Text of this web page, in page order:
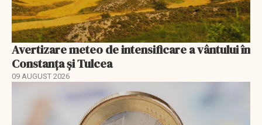
Avertizare meteo de intensificare a vântului în
Constanța și Tulcea
09 AUGUST 2026